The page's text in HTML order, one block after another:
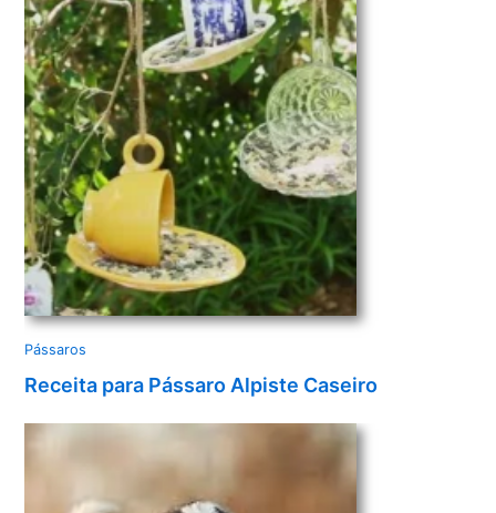
d
e
o
Pássaros
Receita para Pássaro Alpiste Caseiro